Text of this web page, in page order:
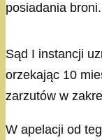
posiadania broni.
Sąd I instancji
orzekając 10
zarzutów w
W apelacji od